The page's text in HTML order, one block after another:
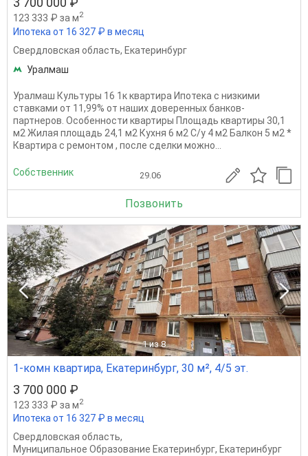
123 333 ₽ за м2
Ипотека от 16 327 ₽ в месяц
Свердловская область, Екатеринбург
Уралмаш
Уралмаш Культуры 16 1к квартира Ипотека с низкими
ставками от 11,99% от наших доверенных банков-
партнеров. Особенности квартиры Площадь квартиры 30,1
м2 Жилая площадь 24,1 м2 Кухня 6 м2 С/у 4 м2 Балкон 5 м2 *
Квартира с ремонтом , после сделки можно...
Собственник 29.06
Позвонить
1 из 8
1-комн квартира, Екатеринбург, 30 м², 4/5 эт.
3 700 000 ₽
123 333 ₽ за м2
Ипотека от 16 327 ₽ в месяц
Свердловская область,
Муниципальное Образование Екатеринбург, Екатеринбург